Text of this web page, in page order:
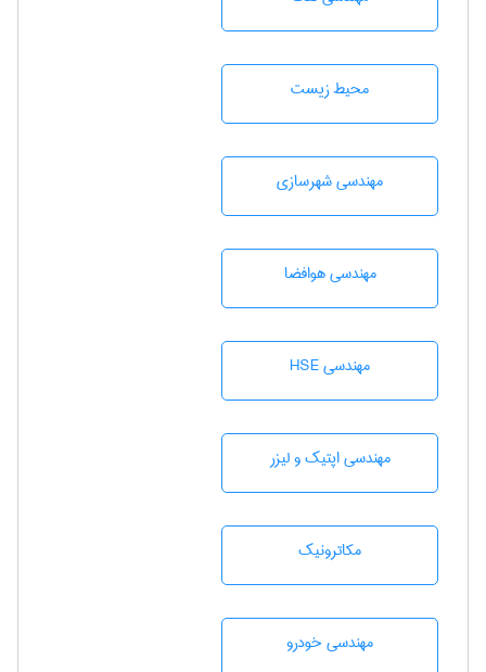
محيط زيست
مهندسی شهرسازی
مهندسی هوافضا
مهندسی HSE
مهندسی اپتیک و لیزر
مکاترونیک
مهندسی خودرو